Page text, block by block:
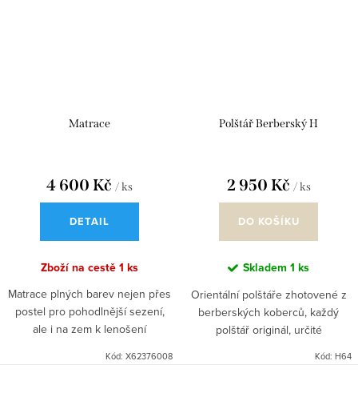
Matrace
4 600 Kč / ks
DETAIL
Zboží na cestě1 ks
Matrace plných barev nejen přes
postel pro pohodlnější sezení,
ale i na zem k lenošení
Kód: X62376008
Polštář Berberský H
2 950 Kč / ks
DO KOŠÍKU
Skladem 1 ks
Orientální polštáře zhotovené z
berberských koberců, každý
polštář originál, určité
výrobku, ruční práce. Marocký
Kód: H64